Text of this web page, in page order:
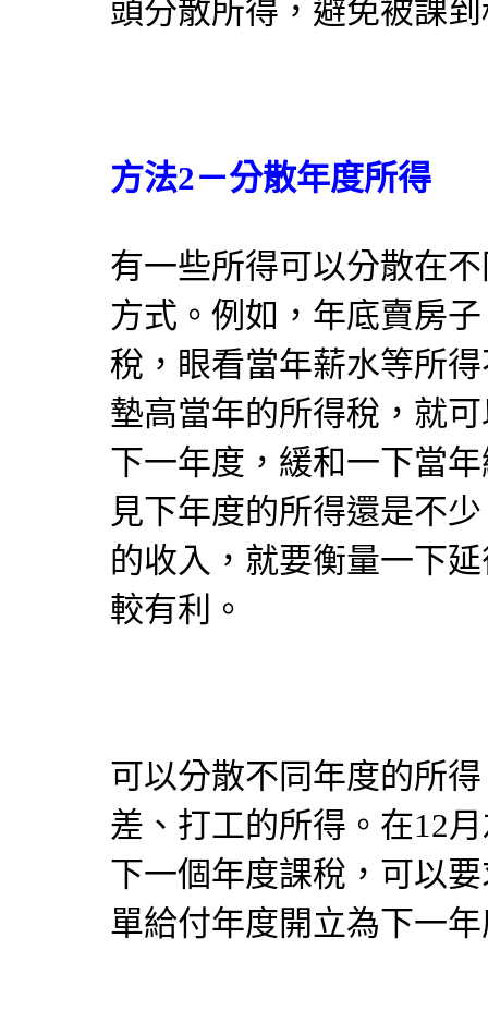
頭分散所得，避免被課
方法2－分散年度所得
有一些所得可以分散在
方式。例如，年底賣房
稅，眼看當年薪水等所
墊高當年的所得稅，就
下一年度，緩和一下當
見下年度的所得還是不
的收入，就要衡量一下
較有利。
可以分散不同年度的所
差、打工的所得。在12
下一個年度課稅，可以
單給付年度開立為下一